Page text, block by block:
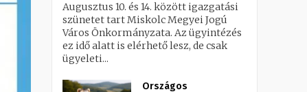
Augusztus 10. és 14. között igazgatási
szünetet tart Miskolc Megyei Jogú
Város Önkormányzata. Az ügyintézés
ez idő alatt is elérhető lesz, de csak
ügyeleti...
Országos